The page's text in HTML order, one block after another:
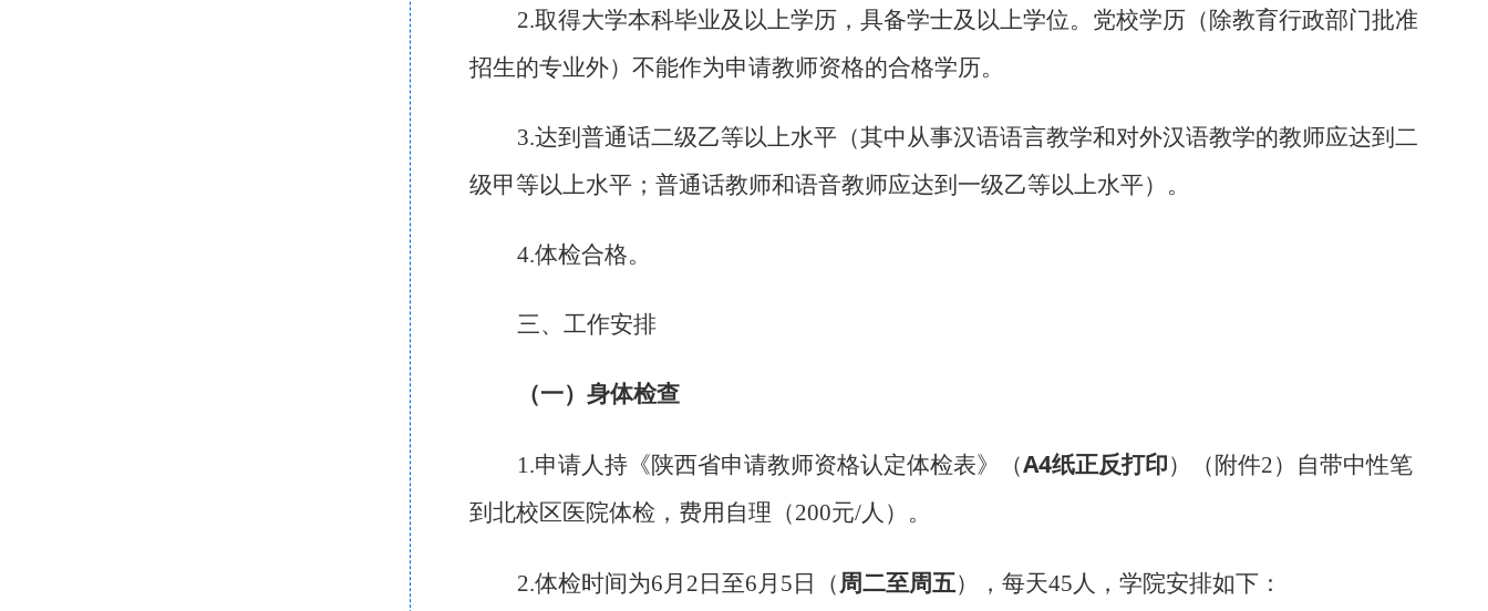
2.取得大学本科毕业及以上学历，具备学士及以上学位。党校学历（除教育行政部门批准
招生的专业外）不能作为申请教师资格的合格学历。
3.达到普通话二级乙等以上水平（其中从事汉语语言教学和对外汉语教学的教师应达到二
级甲等以上水平；普通话教师和语音教师应达到一级乙等以上水平）。
4.体检合格。
三、工作安排
（一）身体检查
1.申请人持《陕西省申请教师资格认定体检表》（A4纸正反打印）（附件2）自带中性笔
到北校区医院体检，费用自理（200元/人）。
2.体检时间为6月2日至6月5日（周二至周五），每天45人，学院安排如下：